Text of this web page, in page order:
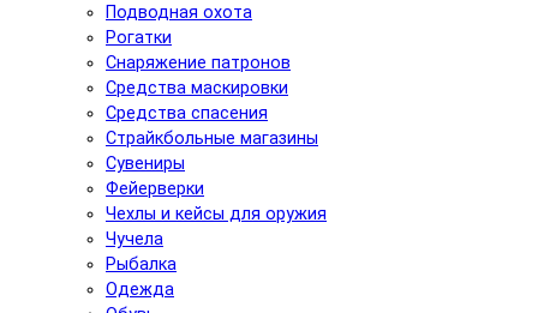
Подводная охота
Рогатки
Снаряжение патронов
Средства маскировки
Средства спасения
Страйкбольные магазины
Сувениры
Фейерверки
Чехлы и кейсы для оружия
Чучела
Рыбалка
Одежда